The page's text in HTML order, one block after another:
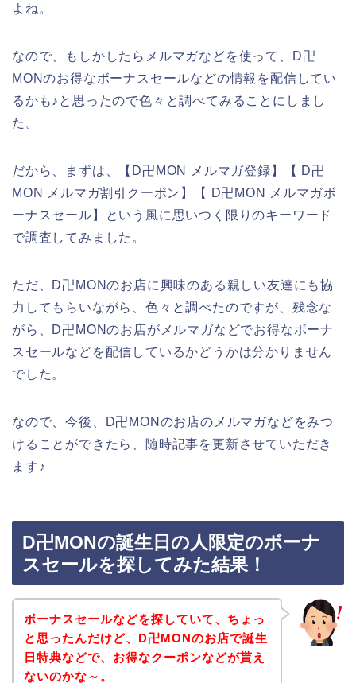
よね。
なので、もしかしたらメルマガなどを使って、D卍
MONのお得なボーナスセールなどの情報を配信してい
るかも♪と思ったので色々と調べてみることにしまし
た。
だから、まずは、【D卍MON メルマガ登録】【 D卍
MON メルマガ割引クーポン】【 D卍MON メルマガボ
ーナスセール】という風に思いつく限りのキーワード
で調査してみました。
ただ、D卍MONのお店に興味のある親しい友達にも協
力してもらいながら、色々と調べたのですが、残念な
がら、D卍MONのお店がメルマガなどでお得なボーナ
スセールなどを配信しているかどうかは分かりません
でした。
なので、今後、D卍MONのお店のメルマガなどをみつ
けることができたら、随時記事を更新させていただき
ます♪
D卍MONの誕生日の人限定のボーナ
スセールを探してみた結果！
ボーナスセールなどを探していて、ちょっ
と思ったんだけど、D卍MONのお店で誕生
日特典などで、お得なクーポンなどが貰え
ないのかな～。